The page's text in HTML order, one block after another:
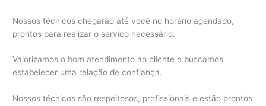
Nossos técnicos chegarão até você no horário agendado,
prontos para realizar o serviço necessário.
Valorizamos o bom atendimento ao cliente e buscamos
estabelecer uma relação de confiança.
Nossos técnicos são respeitosos, profissionais e estão prontos